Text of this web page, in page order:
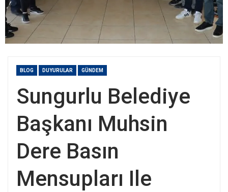
BLOG DUYURULAR GÜNDEM
Sungurlu Belediye
Başkanı Muhsin
Dere Basın
Mensupları Ile